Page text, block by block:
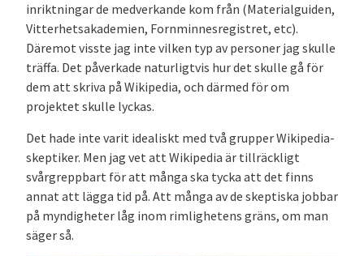
inriktningar de medverkande kom från (Materialguiden,
Vitterhetsakademien, Fornminnesregistret, etc).
Däremot visste jag inte vilken typ av personer jag skulle
träffa. Det påverkade naturligtvis hur det skulle gå för
dem att skriva på Wikipedia, och därmed för om
projektet skulle lyckas.
Det hade inte varit idealiskt med två grupper Wikipedia-
skeptiker. Men jag vet att Wikipedia är tillräckligt
svårgreppbart för att många ska tycka att det finns
annat att lägga tid på. Att många av de skeptiska jobbar
på myndigheter låg inom rimlighetens gräns, om man
säger så.